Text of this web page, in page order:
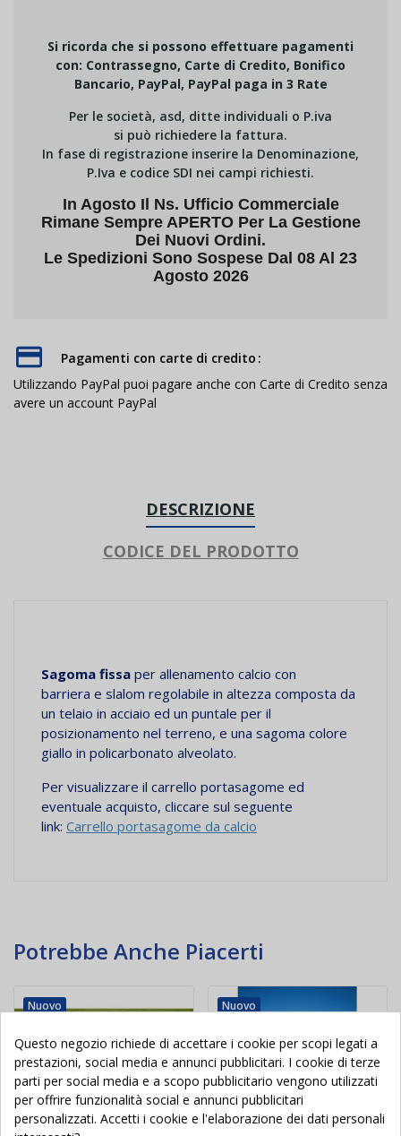
Si ricorda che si possono effettuare pagamenti
con: Contrassegno, Carte di Credito, Bonifico
Bancario, PayPal, PayPal paga in 3 Rate
Per le società, asd, ditte individuali o P.iva
si può richiedere la fattura.
In fase di registrazione inserire la Denominazione,
P.Iva e codice SDI nei campi richiesti.
In Agosto Il Ns. Ufficio Commerciale
Rimane Sempre APERTO Per La Gestione
Dei Nuovi Ordini.
Le Spedizioni Sono Sospese Dal 08 Al 23
Agosto 2026
Pagamenti con carte di credito
Utilizzando PayPal puoi pagare anche con Carte di Credito senza
avere un account PayPal
DESCRIZIONE
CODICE DEL PRODOTTO
Sagoma fissa per allenamento calcio con
barriera e slalom regolabile in altezza composta da
un telaio in acciaio ed un puntale per il
posizionamento nel terreno, e una sagoma colore
giallo in policarbonato alveolato.
Per visualizzare il carrello portasagome ed
eventuale acquisto, cliccare sul seguente
link: Carrello portasagome da calcio
Potrebbe Anche Piacerti
Nuovo Nuovo
Questo negozio richiede di accettare i cookie per scopi legati a
prestazioni, social media e annunci pubblicitari. I cookie di terze
parti per social media e a scopo pubblicitario vengono utilizzati
per offrire funzionalità social e annunci pubblicitari
personalizzati. Accetti i cookie e l'elaborazione dei dati personali